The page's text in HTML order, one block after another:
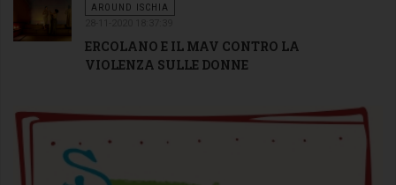
AROUND ISCHIA
ERCOLANO E IL MAV CONTRO LA
VIOLENZA SULLE DONNE